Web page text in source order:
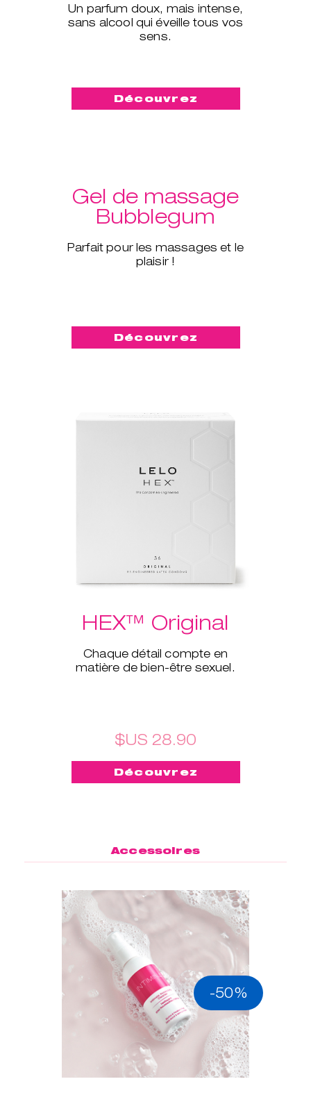
Un parfum doux, mais intense,
sans alcool qui éveille tous vos
sens.
Découvrez
Gel de massage
Bubblegum
Parfait pour les massages et le
plaisir !
Découvrez
HEX™ Original
Chaque détail compte en
matière de bien-être sexuel.
$US 28.90
Découvrez
Accessoires
-50%